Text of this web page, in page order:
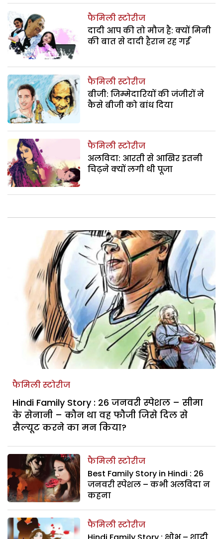
फैमिली स्टोरीज
दादी आप की तो मौज है: क्यों मिनी
की बात से दादी हैरान रह गईं
फैमिली स्टोरीज
बीजी: जिम्मेदारियों की जंजीरों ने
कैसे बीजी को बांध दिया
फैमिली स्टोरीज
अलविदा: आरती से आखिर इतनी
चिढ़ने क्यों लगी थी पूजा
फैमिली स्टोरीज
Hindi Family Story : 26 जनवरी स्पेशल – सीमा
के सेनानी – कौन था वह फौजी जिसे दिल से
सैल्यूट करने का मन किया?
फैमिली स्टोरीज
Best Family Story in Hindi : 26
जनवरी स्पेशल – कभी अलविदा न
कहना
फैमिली स्टोरीज